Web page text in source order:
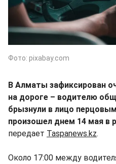
Фото: pixabay.com
В Алматы зафиксирован
на дороге – водителю
брызнули в лицо
произошел днем 14 мая в
передает Taspanews.kz.
Около 17:00 между